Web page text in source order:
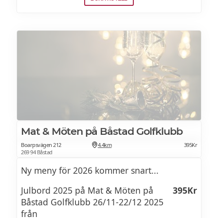
Siciliansk sallad
Oliver från Sicilien och Albanien
Jhokes ribs
Köttbullar
Prinskorv
Fasule tav, traditionell gryta gjord på
bönor
Mat & Möten på Båstad Golfklubb
Boarpsvägen 212
269 94 Båstad
4.4km 395Kr
Ny meny för 2026 kommer snart...
Julbord 2025 på Mat & Möten på
Båstad Golfklubb 26/11-22/12 2025
från
395Kr